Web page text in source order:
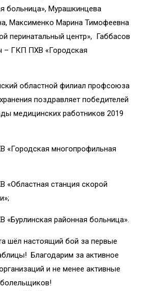
больница», Мурашкинцева
Максименко Марина Тимофеевна
перинатальный центр», Габбасов
– ГКП ПХВ «Городская
областной филиал профсоюза
поздравляет победителей
медицинских работников 2019
«Городская многопрофильная
станция скорой
районная больница».
шёл настоящий бой за первые
Благодарим за активное
и не менее активные